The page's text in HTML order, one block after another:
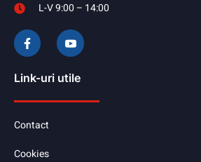
L-V 9:00 – 14:00
Link-uri utile
Contact
Cookies